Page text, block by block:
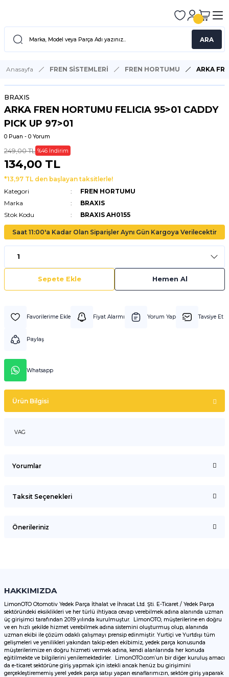
ARA
Anasayfa FREN SİSTEMLERİ FREN HORTUMU ARKA
BRAXIS
ARKA FREN HORTUMU FELICIA 95>01 CADDY
PICK UP 97>01
0 Puan - 0 Yorum
249,00 TL %46 İndirim
134,00 TL
*13,97 TL den başlayan taksitlerle!
Kategori
FREN HORTUMU
Marka
BRAXIS
Stok Kodu
BRAXIS AH0155
Saat 11:00'a Kadar Olan Siparişler Aynı Gün Kargoya Verilecektir
Sepete Ekle Hemen Al
Fiyat Alarmı Yorum Yap Tavsiye Et
Paylaş
Whatsapp
Ürün Bilgisi
VAG
Yorumlar
Taksit Seçenekleri
Önerileriniz
Görüş ve önerileriniz için teşekkür ederiz.
Ürün resmi kalitesiz, bozuk veya görüntülenemiyor.
Ürün açıklamasında eksik bilgiler bulunuyor.
Ürün bilgilerinde hatalar bulunuyor.
Ürün fiyatı diğer sitelerden daha pahalı.
Bu ürüne benzer farklı alternatifler olmalı.
HAKKIMIZDA
LimonOTO Otomotiv Yedek Parça İthalat ve İhracat Ltd. Şti. E-Ticaret / Yedek Parça
sektöründeki eksiklikleri ve her türlü ihtiyaca cevap verebilmek adına alanında uzman
üç girişimci tarafından 2019 yılında kurulmuştur. LimonOTO, müşterilerine en doğru
ve en hızlı şekilde hizmet verebilmek adına sistemini oluşturmuş olup, alanında
uzman ekibi ile çözüm odaklı çalışmayı prensip edinmiştir. Yurtiçi ve Yurtdışı tüm
gelişmeleri ve yenilikleri yakından takip eden ekibimiz, yedek parça konusunda
müşterilerimize en doğru hizmeti vermek adına, kendi alanlarında her konuda
eğitilmekte ve bilgilerini yenilemektedirler. LimonOTO.com’un bir diğer kuruluş amacı
da e-ticaret sektörüne giriş yapmak için istekli ancak henüz bu girişimini
gerçekleştirememiş yerel yedek parça satışı yapan esnaflarımızın, sektöre giriş yaparak